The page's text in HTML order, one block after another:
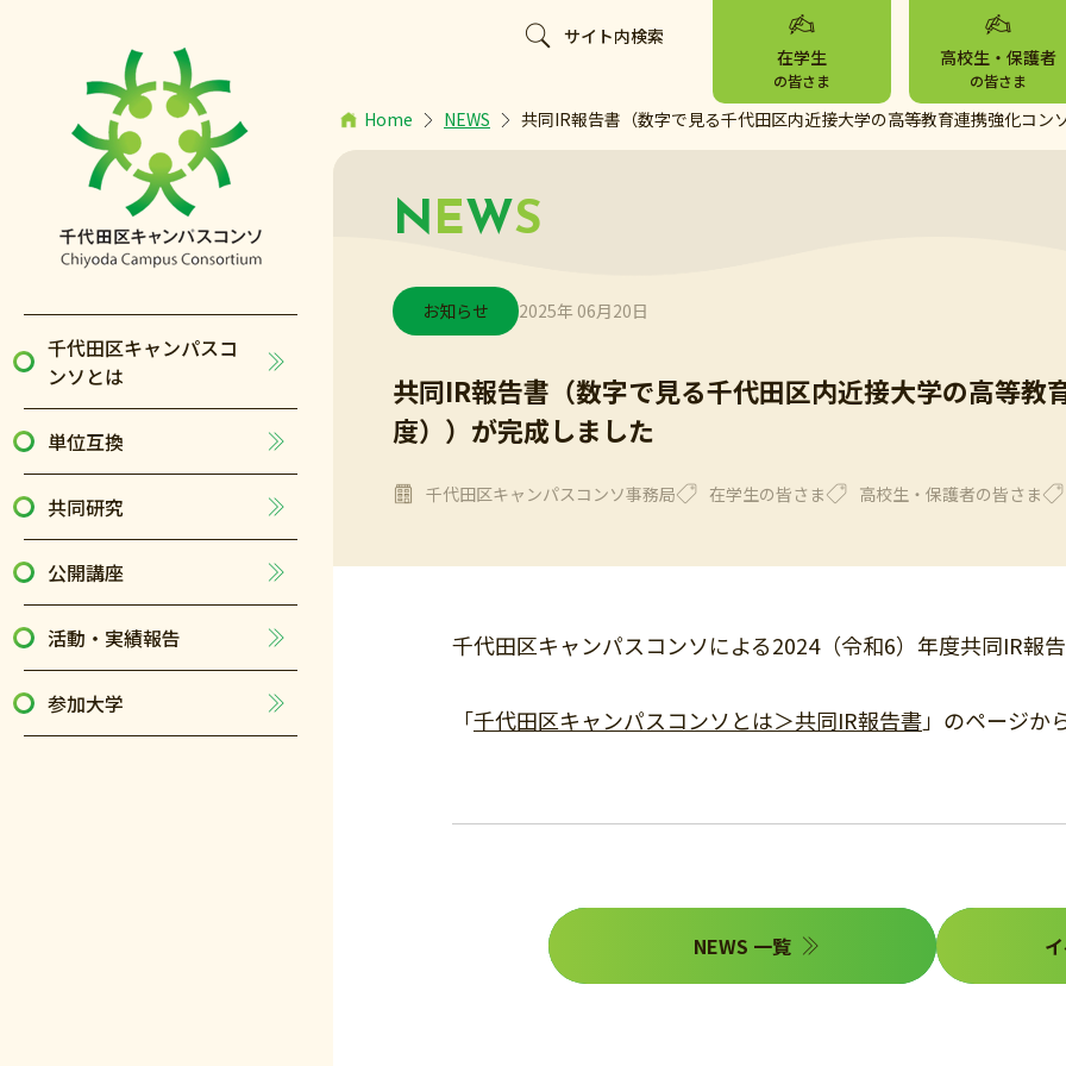
千代田区キャンパスコ
ンソとは
単位互換
共同研究
公開講座
活動・実績報告
参加大学
サイト内検索
在学生
の皆さま
高校生・保護者
の皆さま
Home NEWS 共同IR報告書（数字で見る千代田区内近接大学の高等教育連携強化コン
NEWS
お知らせ 2025年 06月20日
共同IR報告書（数字で見る千代田区内近接大学の高等教
度））が完成しました
千代田区キャンパスコンソ事務局 在学生の皆さま 高校生・保護者の皆さま
千代田区キャンパスコンソによる2024（令和6）年度共同IR報
「千代田区キャンパスコンソとは＞共同IR報告書」のページか
NEWS 一覧